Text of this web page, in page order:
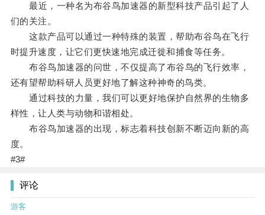
最近，一种名为布谷鸟加速器的新型科技产品引起了人
们的关注。
这款产品可以通过一种特殊的装置，帮助布谷鸟在飞行
时提升速度，让它们更快速地完成迁徙和捕食等任务。
布谷鸟加速器的问世，不仅提高了布谷鸟的飞行效率，
还有望帮助科研人员更好地了解这种神奇的鸟类。
通过科技的力量，我们可以更好地保护自然界的生物多
样性，让人类与动物和谐相处。
布谷鸟加速器的出现，标志着科技创新不断迈向新的高
度。
#3#
评论
游客